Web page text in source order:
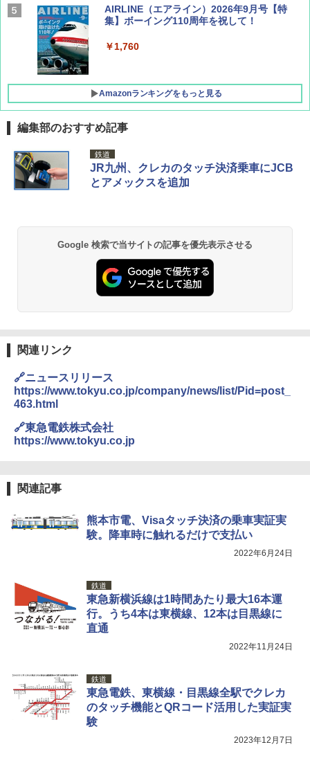
AIRLINE（エアライン）2026年9月号【特
集】ボーイング110周年を祝して！
￥1,760
Amazonランキングをもっと見る
D40 地球の歩き方 チェンマイ タイ北部の魅
力的な町 2026～2027 地球の歩き方D アジア
￥2,079
地球の歩き方 スター・ウォーズ
￥2,695
ァキア 2026～2027 地球の歩き方A ヨーロッ
パ
球の歩き方A ヨーロッパ
￥2,479
[キャンパーズコレクション 山善] ポップアッ
プテント 傘みたいに広げて畳める パッとサ
ッとサンシェード キューブ フルクローズ メ
ッシュ 簡単設置 ワンタッチテント キャンプ
PYKES PEAK (パイクスピーク) 着替えテン
ト プライバシー テント 【中が透けない】 1
人用 折りたたみ 防災グッズ 災害用トイレ ビ
ーチ ピクニック ポップアップテント 携帯 簡
易 トイレテント (ブラック)
ENDLESS BASE 《めざましテレビで紹介》
テント ワンタッチ RENEW 幅200 2-3人用 43
500002(88859)
￥5,999
￥9,990
広げるだけ パッとサッとテント キューブワ
イド ブラックコーティング フルクローズ メ
ッシュ 4人用 簡単設置 ポップアップテント P
ATCW-150B エクルベージュ
GRANDOOR ステンレス保冷剤 2個セット 2
026リニューアル 急速冷凍 空間倍増 衛生的
コンパクト 保冷力長持ち
BUNDOK(バンドック)ソロ ドーム 1 EX BDK
-08EX カーキ ソロキャンプ ポリエステル フ
レーム ドーム型 テント
￥14,800
付き ヒグマ・イノシシ対策 自治体・教育機
関の購入実績 登山・キャンプ・アウトドア・
防災用品 長期保存可能 緊急時用 日本国内発
￥3,680
￥6,459
通気窓付き】収納袋付き UVカット 防水 防災
コンパクト iimono117 (ブルー)
￥3,080
編集部のおすすめ記事
鉄道
JR九州、クレカのタッチ決済乗車にJCB
とアメックスを追加
Google 検索で当サイトの記事を優先表示させる
関連リンク
🔗ニュースリリース
https://www.tokyu.co.jp/company/news/list/Pid=post_
463.html
🔗東急電鉄株式会社
https://www.tokyu.co.jp
関連記事
熊本市電、Visaタッチ決済の乗車実証実
験。降車時に触れるだけで支払い
2022年6月24日
鉄道
東急新横浜線は1時間あたり最大16本運
行。うち4本は東横線、12本は目黒線に
直通
2022年11月24日
鉄道
東急電鉄、東横線・目黒線全駅でクレカ
のタッチ機能とQRコード活用した実証実
験
2023年12月7日